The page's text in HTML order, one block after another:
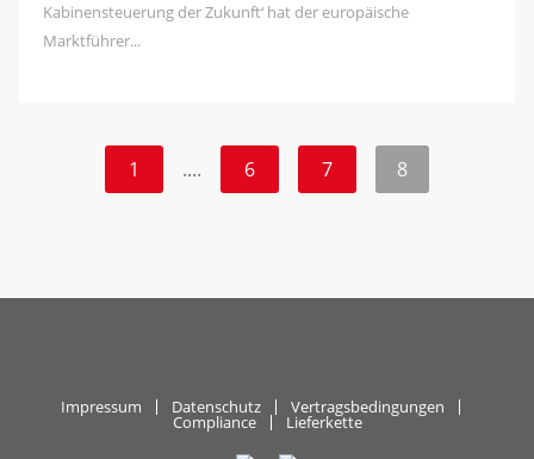
Kabinensteuerung der Zukunft‘ hat der europäische
Marktführer...
1 .... 6 7 8
Impressum Datenschutz Vertragsbedingungen
Compliance Lieferkette